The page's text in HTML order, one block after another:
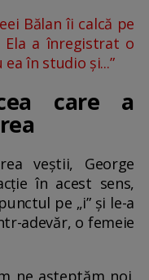
Bălan îi calcă pe
a înregistrat o
în studio și...”
care a
veștii, George
în acest sens,
pe „i” și le-a
adevăr, o femeie